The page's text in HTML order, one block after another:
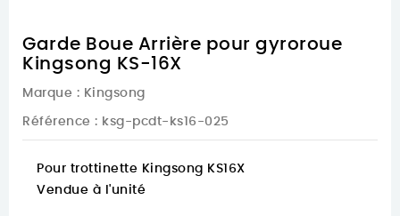
Garde Boue Arrière pour gyroroue
Kingsong KS-16X
Marque : Kingsong
Référence : ksg-pcdt-ks16-025
Pour trottinette Kingsong KS16X
Vendue à l'unité